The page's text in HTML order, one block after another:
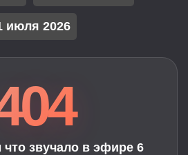
июля 2026
звучало в эфире 6